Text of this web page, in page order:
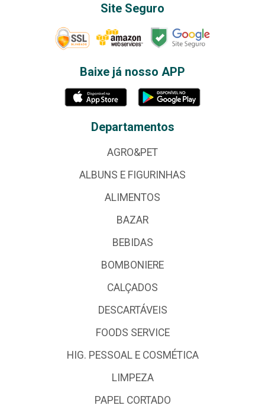
Site Seguro
Baixe já nosso APP
Departamentos
AGRO&PET
ALBUNS E FIGURINHAS
ALIMENTOS
BAZAR
BEBIDAS
BOMBONIERE
CALÇADOS
DESCARTÁVEIS
FOODS SERVICE
HIG. PESSOAL E COSMÉTICA
LIMPEZA
PAPEL CORTADO